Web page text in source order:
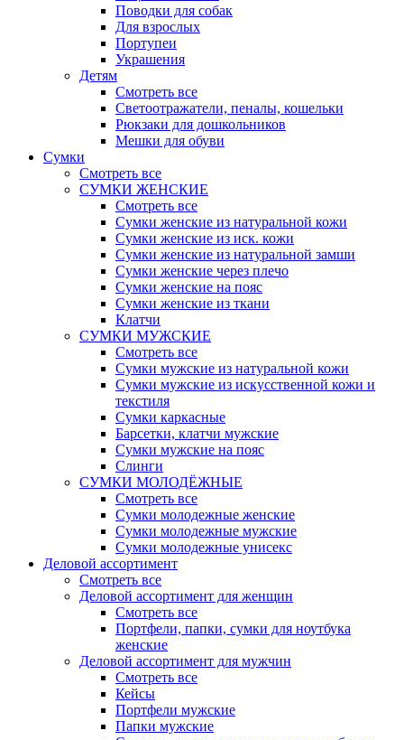
Поводки для собак
Для взрослых
Портупеи
Украшения
Детям
Смотреть все
Светоотражатели, пеналы, кошельки
Рюкзаки для дошкольников
Мешки для обуви
Сумки
Смотреть все
СУМКИ ЖЕНСКИЕ
Смотреть все
Сумки женские из натуральной кожи
Сумки женские из иск. кожи
Сумки женские из натуральной замши
Сумки женские через плечо
Сумки женские на пояс
Сумки женские из ткани
Клатчи
СУМКИ МУЖСКИЕ
Смотреть все
Сумки мужские из натуральной кожи
Сумки мужские из искусственной кожи и
текстиля
Сумки каркасные
Барсетки, клатчи мужские
Сумки мужские на пояс
Слинги
СУМКИ МОЛОДЁЖНЫЕ
Смотреть все
Сумки молодежные женские
Сумки молодежные мужские
Сумки молодежные унисекс
Деловой ассортимент
Смотреть все
Деловой ассортимент для женщин
Смотреть все
Портфели, папки, сумки для ноутбука
женские
Деловой ассортимент для мужчин
Смотреть все
Кейсы
Портфели мужские
Папки мужские